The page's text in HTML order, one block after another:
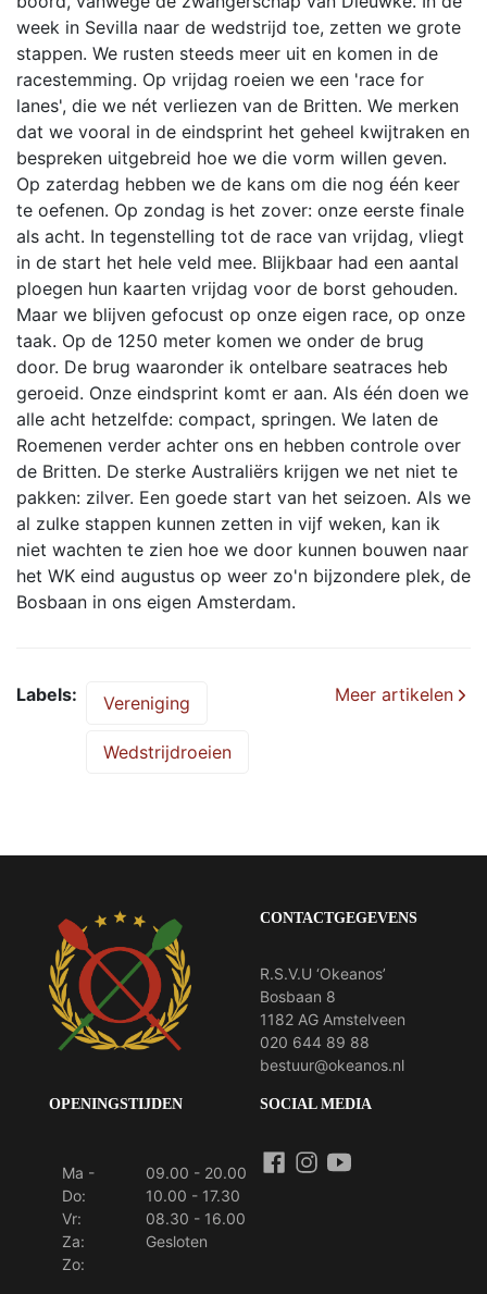
week in Sevilla naar de wedstrijd toe, zetten we grote
stappen. We rusten steeds meer uit en komen in de
racestemming. Op vrijdag roeien we een 'race for
lanes', die we nét verliezen van de Britten. We merken
dat we vooral in de eindsprint het geheel kwijtraken en
bespreken uitgebreid hoe we die vorm willen geven.
Op zaterdag hebben we de kans om die nog één keer
te oefenen. Op zondag is het zover: onze eerste finale
als acht. In tegenstelling tot de race van vrijdag, vliegt
in de start het hele veld mee. Blijkbaar had een aantal
ploegen hun kaarten vrijdag voor de borst gehouden.
Maar we blijven gefocust op onze eigen race, op onze
taak. Op de 1250 meter komen we onder de brug
door. De brug waaronder ik ontelbare seatraces heb
geroeid. Onze eindsprint komt er aan. Als één doen we
alle acht hetzelfde: compact, springen. We laten de
Roemenen verder achter ons en hebben controle over
de Britten. De sterke Australiërs krijgen we net niet te
pakken: zilver. Een goede start van het seizoen. Als we
al zulke stappen kunnen zetten in vijf weken, kan ik
niet wachten te zien hoe we door kunnen bouwen naar
het WK eind augustus op weer zo'n bijzondere plek, de
Bosbaan in ons eigen Amsterdam.
Labels Vereniging
Wedstrijdroeien
Meer artikelen
CONTACTGEGEVENS
R.S.V.U ‘Okeanos’
Bosbaan 8
1182 AG Amstelveen
020 644 89 88
bestuur@okeanos.nl
OPENINGSTIJDEN
Ma -
Do:
Vr:
Za:
Zo:
09.00 - 20.00
10.00 - 17.30
08.30 - 16.00
Gesloten
SOCIAL MEDIA